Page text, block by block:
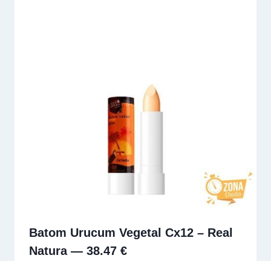
Batom Urucum Vegetal Cx12 – Real
Natura — 38.47 €